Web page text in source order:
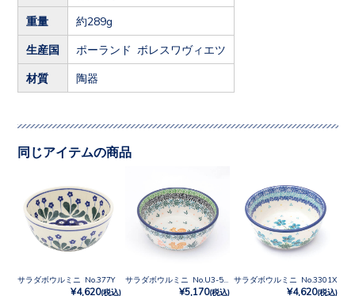
重量 約289g
生産国 ポーランド ボレスワヴィエツ
材質 陶器
同じアイテムの商品
サラダボウルミニ No.377Y
¥4,620(税込) ¥5,170(税込)
サラダボウルミニ No.3301X
¥4,620(税込)